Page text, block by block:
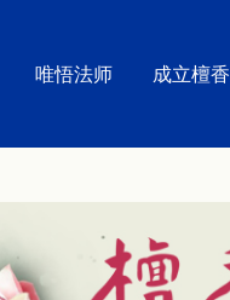
唯悟法师 成立檀香